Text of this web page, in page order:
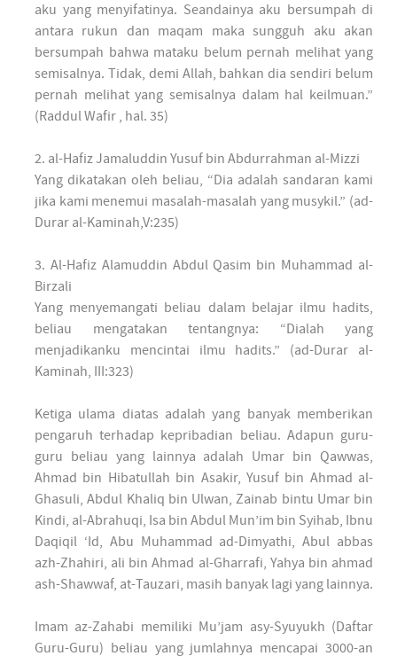
aku yang menyifatinya. Seandainya aku bersumpah di
antara rukun dan maqam maka sungguh aku akan
bersumpah bahwa mataku belum pernah melihat yang
semisalnya. Tidak, demi Allah, bahkan dia sendiri belum
pernah melihat yang semisalnya dalam hal keilmuan.”
(Raddul Wafir , hal. 35)
2. al-Hafiz Jamaluddin Yusuf bin Abdurrahman al-Mizzi
Yang dikatakan oleh beliau, “Dia adalah sandaran kami
jika kami menemui masalah-masalah yang musykil.” (ad-
Durar al-Kaminah,V:235)
3. Al-Hafiz Alamuddin Abdul Qasim bin Muhammad al-
Birzali
Yang menyemangati beliau dalam belajar ilmu hadits,
beliau mengatakan tentangnya: “Dialah yang
menjadikanku mencintai ilmu hadits.” (ad-Durar al-
Kaminah, III:323)
Ketiga ulama diatas adalah yang banyak memberikan
pengaruh terhadap kepribadian beliau. Adapun guru-
guru beliau yang lainnya adalah Umar bin Qawwas,
Ahmad bin Hibatullah bin Asakir, Yusuf bin Ahmad al-
Ghasuli, Abdul Khaliq bin Ulwan, Zainab bintu Umar bin
Kindi, al-Abrahuqi, Isa bin Abdul Mun’im bin Syihab, Ibnu
Daqiqil ‘Id, Abu Muhammad ad-Dimyathi, Abul abbas
azh-Zhahiri, ali bin Ahmad al-Gharrafi, Yahya bin ahmad
ash-Shawwaf, at-Tauzari, masih banyak lagi yang lainnya.
Imam az-Zahabi memiliki Mu’jam asy-Syuyukh (Daftar
Guru-Guru) beliau yang jumlahnya mencapai 3000-an